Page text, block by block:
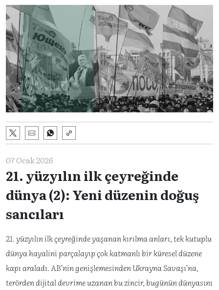
07 Ocak 2026
21. yüzyılın ilk çeyreğinde
dünya (2): Yeni düzenin doğuş
sancıları
21. yüzyılın ilk çeyreğinde yaşanan kırılma anları, tek kutuplu
dünya hayalini parçalayıp çok katmanlı bir küresel düzene
kapı araladı. AB’nin genişlemesinden Ukrayna Savaşı’na,
terörden dijital devrime uzanan bu zincir, bugünün dünyasını